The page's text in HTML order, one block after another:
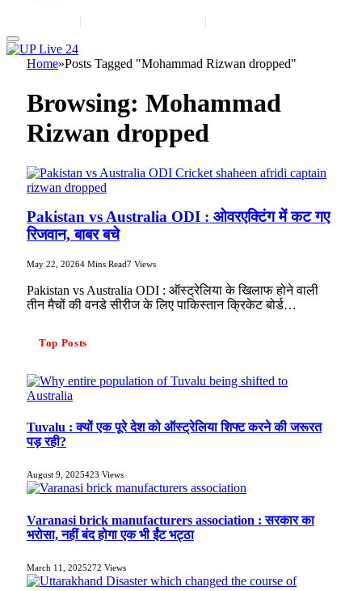
| |
Home»Posts Tagged "Mohammad Rizwan dropped"
Browsing: Mohammad
Rizwan dropped
Pakistan vs Australia ODI : ओवरएक्टिंग में कट गए
रिजवान, बाबर बचे
May 22, 20264 Mins Read7 Views
Pakistan vs Australia ODI : ऑस्ट्रेलिया के खिलाफ होने वाली
तीन मैचों की वनडे सीरीज के लिए पाकिस्तान क्रिकेट बोर्ड…
Top Posts
Tuvalu : क्यों एक पूरे देश को ऑस्ट्रेलिया शिफ्ट करने की जरूरत
पड़ रही?
August 9, 2025423 Views
Varanasi brick manufacturers association : सरकार का
भरोसा, नहीं बंद होगा एक भी ईंट भट्ठा
March 11, 2025272 Views